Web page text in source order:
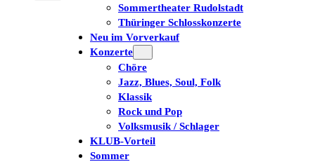
Sommertheater Rudolstadt
Thüringer Schlosskonzerte
Neu im Vorverkauf
Konzerte
Chöre
Jazz, Blues, Soul, Folk
Klassik
Rock und Pop
Volksmusik / Schlager
KLUB-Vorteil
Sommer